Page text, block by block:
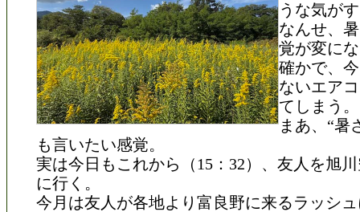
うな気が
なんせ、
覚が変に
確かで、
ないエア
てしまう。
まあ、“暑
も言いたい感覚。
実は今日もこれから（15：32）、友人を旭
に行く。
今月は友人が各地より富良野に来るラッシ